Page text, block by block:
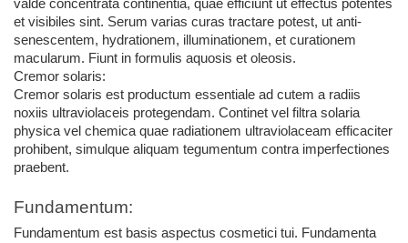
valde concentrata continentia, quae efficiunt ut effectus potentes
et visibiles sint. Serum varias curas tractare potest, ut anti-
senescentem, hydrationem, illuminationem, et curationem
macularum. Fiunt in formulis aquosis et oleosis.
Cremor solaris:
Cremor solaris est productum essentiale ad cutem a radiis
noxiis ultraviolaceis protegendam. Continet vel filtra solaria
physica vel chemica quae radiationem ultraviolaceam efficaciter
prohibent, simulque aliquam tegumentum contra imperfectiones
praebent.
Fundamentum:
Fundamentum est basis aspectus cosmetici tui. Fundamenta